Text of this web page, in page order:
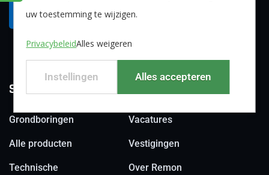
Neem contact op
Snel naar:
Grondboringen
Alle producten
Technische
Vacatures
Vestigingen
Over Remon
uw toestemming te wijzigen.
PrivacybeleidAlles weigeren
Instellingen Alles accepteren